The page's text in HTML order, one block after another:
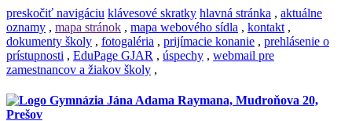
preskočiť navigáciu klávesové skratky hlavná stránka , aktuálne
oznamy , mapa stránok , mapa webového sídla , kontakt ,
dokumenty školy , fotogaléria , prijímacie konanie , prehlásenie o
prístupnosti , EduPage GJAR , úspechy , webmail pre
zamestnancov a žiakov školy ,